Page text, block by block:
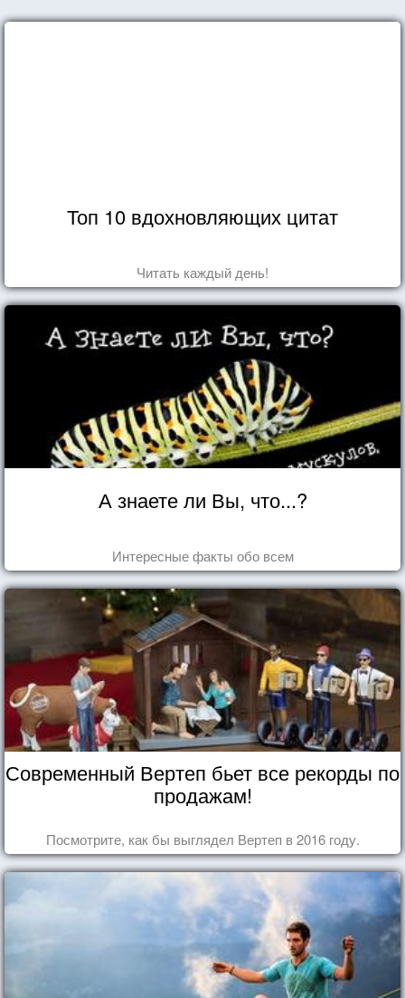
Топ 10 вдохновляющих цитат
Читать каждый день!
А знаете ли Вы, что...?
Интересные факты обо всем
Современный Вертеп бьет все рекорды по
продажам!
Посмотрите, как бы выглядел Вертеп в 2016 году.